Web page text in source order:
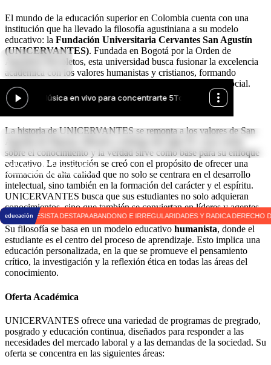
Educa Colombia
El mundo de la educación superior en Colombia cuenta con una
institución que ha llevado la filosofía agustiniana a su modelo
educativo: la Fundación Universitaria Cervantes San Agustín
(UNICERVANTES). Fundada en Bogotá por la Orden de
Agustinos Recoletos, esta universidad busca fusionar la excelencia
académica con los valores humanistas y cristianos, formando
profesionales íntegros, éticos y con un fuerte compromiso social.
Historia y Filosofía de UNICERVANTES
La historia de UNICERVANTES se remonta a los valores de San
sobre el conocimiento y la verdad sirve como base para su enfoque
educativo. La institución se creó con el propósito de ofrecer una
formación de alta calidad que no solo se centrara en el desarrollo
intelectual, sino también en la formación del carácter y el espíritu.
UNICERVANTES busca que sus estudiantes no solo adquieran
conocimientos, sino que también se conviertan en líderes y agentes
de cambio en la sociedad.
Su filosofía se basa en un modelo educativo humanista, donde el
estudiante es el centro del proceso de aprendizaje. Esto implica una
educación personalizada, en la que se promueve el pensamiento
crítico, la investigación y la reflexión ética en todas las áreas del
conocimiento.
Oferta Académica
UNICERVANTES ofrece una variedad de programas de pregrado,
posgrado y educación continua, diseñados para responder a las
necesidades del mercado laboral y a las demandas de la sociedad. Su
oferta se concentra en las siguientes áreas: